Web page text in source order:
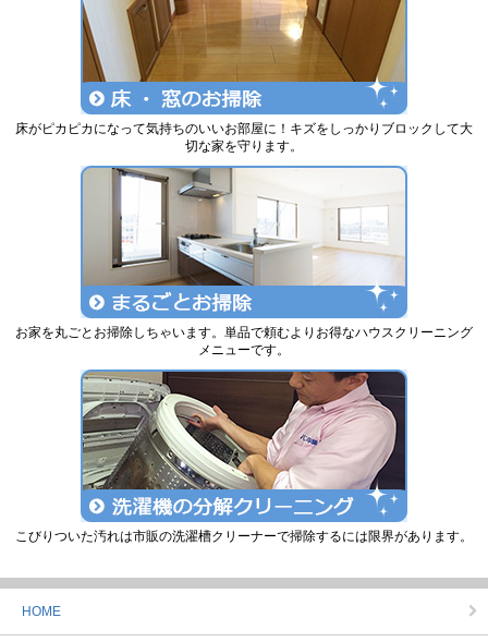
床がピカピカになって気持ちのいいお部屋に！キズをしっかりブロックして大
切な家を守ります。
お家を丸ごとお掃除しちゃいます。単品で頼むよりお得なハウスクリーニング
メニューです。
こびりついた汚れは市販の洗濯槽クリーナーで掃除するには限界があります。
HOME